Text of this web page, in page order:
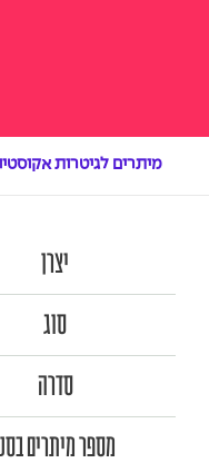
מיתרים לגיטרות
יצרן
סוג
סדרה
מספר מיתרים